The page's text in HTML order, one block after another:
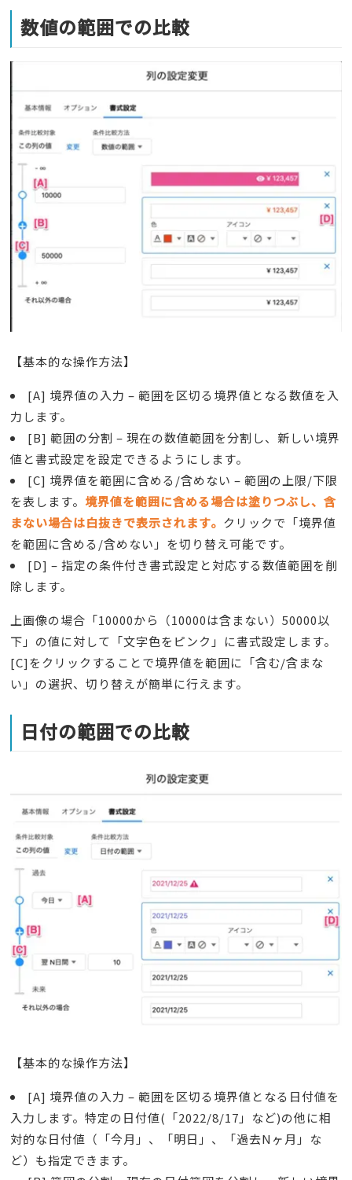
数値の範囲での比較
【基本的な操作方法】
[A] 境界値の入力 – 範囲を区切る境界値となる数値を入
力します。
[B] 範囲の分割 – 現在の数値範囲を分割し、新しい境界
値と書式設定を設定できるようにします。
[C] 境界値を範囲に含める/含めない – 範囲の上限/下限
を表します。 境界値を範囲に含める場合は塗りつぶし、含
まない場合は白抜きで表示されます。 クリックで「境界値
を範囲に含める/含めない」を切り替え可能です。
[D] – 指定の条件付き書式設定と対応する数値範囲を削
除します。
上画像の場合「10000から（10000は含まない）50000以
下」の値に対して「文字色をピンク」に書式設定します。
[C]をクリックすることで境界値を範囲に「含む/含まな
い」の選択、切り替えが簡単に行えます。
日付の範囲での比較
【基本的な操作方法】
[A] 境界値の入力 – 範囲を区切る境界値となる日付値を
入力します。特定の日付値(「2022/8/17」など)の他に相
対的な日付値（「今月」、「明日」、「過去Nヶ月」な
ど）も指定できます。